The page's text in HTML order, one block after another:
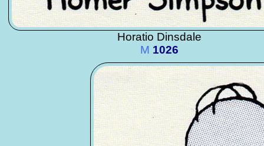
Horatio Dinsdale
M 1026